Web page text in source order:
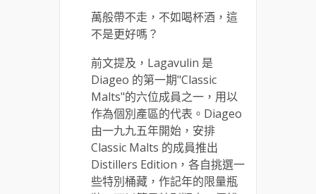
萬般帶不走，不如喝杯酒，這
不是更好嗎？
前文提及，Lagavulin 是
Diageo 的第一期"Classic
Malts"的六位成員之一，用以
作為個別產區的代表。Diageo
由一九九五年開始，安排
Classic Malts 的成員推出
Distillers Edition，各自挑選一
些特別桶藏，作記年的限量瓶